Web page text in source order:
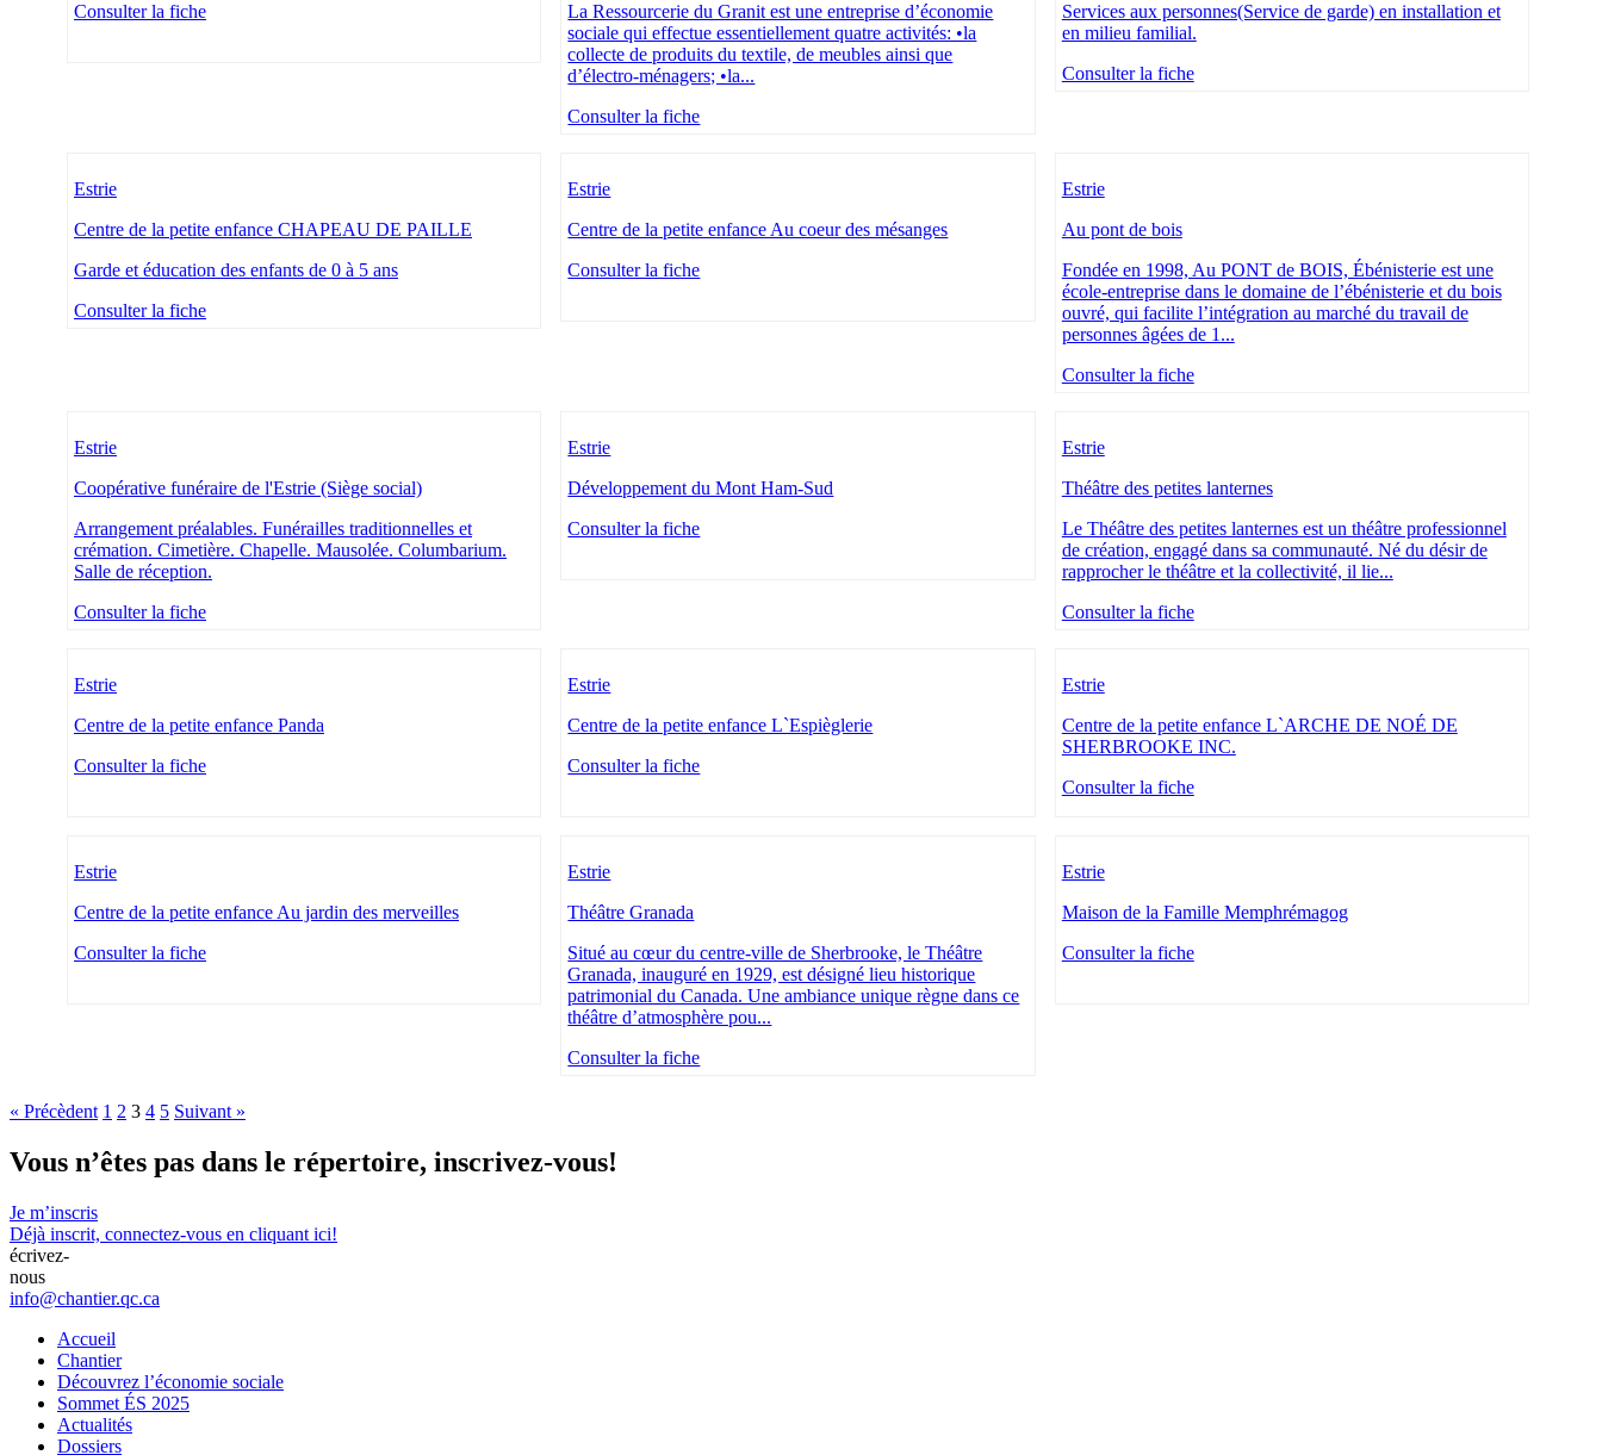
Consulter la fiche
La Ressourcerie du Granit est une entreprise d’économie
sociale qui effectue essentiellement quatre activités: •la
collecte de produits du textile, de meubles ainsi que
d’électro-ménagers; •la...
Consulter la fiche
Services aux personnes(Service de garde) en installation et
en milieu familial.
Consulter la fiche
Estrie
Centre de la petite enfance CHAPEAU DE PAILLE
Garde et éducation des enfants de 0 à 5 ans
Consulter la fiche
Estrie
Centre de la petite enfance Au coeur des mésanges
Consulter la fiche
Estrie
Au pont de bois
Fondée en 1998, Au PONT de BOIS, Ébénisterie est une
école-entreprise dans le domaine de l’ébénisterie et du bois
ouvré, qui facilite l’intégration au marché du travail de
personnes âgées de 1...
Consulter la fiche
Estrie
Coopérative funéraire de l'Estrie (Siège social)
Arrangement préalables. Funérailles traditionnelles et
crémation. Cimetière. Chapelle. Mausolée. Columbarium.
Salle de réception.
Consulter la fiche
Estrie
Développement du Mont Ham-Sud
Consulter la fiche
Estrie
Théâtre des petites lanternes
Le Théâtre des petites lanternes est un théâtre professionnel
de création, engagé dans sa communauté. Né du désir de
rapprocher le théâtre et la collectivité, il lie...
Consulter la fiche
Estrie
Centre de la petite enfance Panda
Consulter la fiche
Estrie
Centre de la petite enfance L`Espièglerie
Consulter la fiche
Estrie
Centre de la petite enfance L`ARCHE DE NOÉ DE
SHERBROOKE INC.
Consulter la fiche
Estrie
Centre de la petite enfance Au jardin des merveilles
Consulter la fiche
Estrie
Théâtre Granada
Situé au cœur du centre-ville de Sherbrooke, le Théâtre
Granada, inauguré en 1929, est désigné lieu historique
patrimonial du Canada. Une ambiance unique règne dans ce
théâtre d’atmosphère pou...
Consulter la fiche
Estrie
Maison de la Famille Memphrémagog
Consulter la fiche
« Précèdent 1 2 3 4 5 Suivant »
Vous n’êtes pas dans le répertoire, inscrivez-vous!
Je m’inscris
Déjà inscrit, connectez-vous en cliquant ici!
écrivez-
nous
info@chantier.qc.ca
Accueil
Chantier
Découvrez l’économie sociale
Sommet ÉS 2025
Actualités
Dossiers